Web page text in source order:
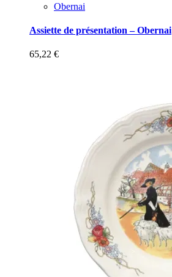
Obernai
Assiette de présentation – Obernai
65,22 €